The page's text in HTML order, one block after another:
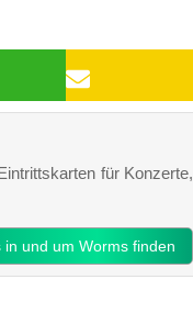
für Konzerte,
in und um Worms finden